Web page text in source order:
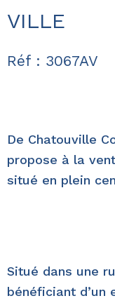
VILLE
Réf : 3067AV
De Chatouville
propose à la
situé en plein
Situé dans une
bénéficiant d’un